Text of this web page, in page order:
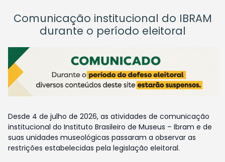
Comunicação institucional do IBRAM
durante o período eleitoral
Desde 4 de julho de 2026, as atividades de comunicação
institucional do Instituto Brasileiro de Museus – Ibram e de
suas unidades museológicas passaram a observar as
restrições estabelecidas pela legislação eleitoral.